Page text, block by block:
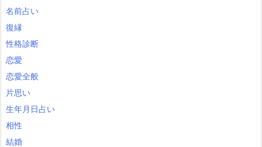
名前占い
復縁
性格診断
恋愛
恋愛全般
片思い
生年月日占い
相性
結婚